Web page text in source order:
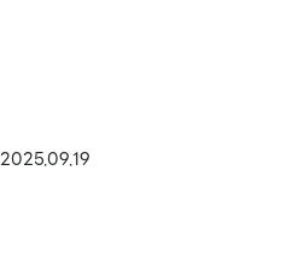
2025.09.19